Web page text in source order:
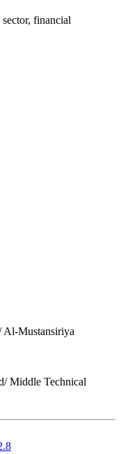
financial
Al-Mustansiriya
Middle Technical